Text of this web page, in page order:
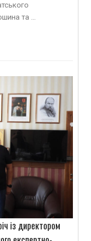
та …
із директором